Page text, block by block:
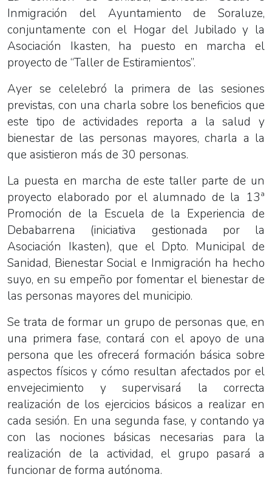
Inmigración del Ayuntamiento de Soraluze,
conjuntamente con el Hogar del Jubilado y la
Asociación Ikasten, ha puesto en marcha el
proyecto de “Taller de Estiramientos”.
Ayer se celelebró la primera de las sesiones
previstas, con una charla sobre los beneficios que
este tipo de actividades reporta a la salud y
bienestar de las personas mayores, charla a la
que asistieron más de 30 personas.
La puesta en marcha de este taller parte de un
proyecto elaborado por el alumnado de la 13ª
Promoción de la Escuela de la Experiencia de
Debabarrena (iniciativa gestionada por la
Asociación Ikasten), que el Dpto. Municipal de
Sanidad, Bienestar Social e Inmigración ha hecho
suyo, en su empeño por fomentar el bienestar de
las personas mayores del municipio.
Se trata de formar un grupo de personas que, en
una primera fase, contará con el apoyo de una
persona que les ofrecerá formación básica sobre
aspectos físicos y cómo resultan afectados por el
envejecimiento y supervisará la correcta
realización de los ejercicios básicos a realizar en
cada sesión. En una segunda fase, y contando ya
con las nociones básicas necesarias para la
realización de la actividad, el grupo pasará a
funcionar de forma autónoma.